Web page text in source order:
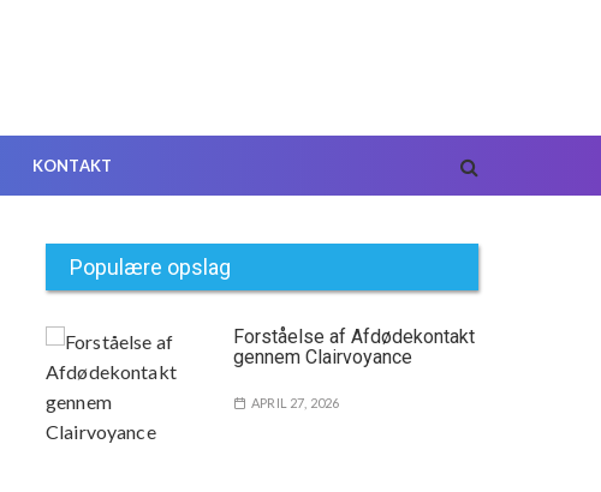
KONTAKT
Populære opslag
Forståelse af Afdødekontakt
gennem Clairvoyance
APRIL 27, 2026